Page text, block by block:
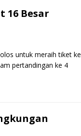
16 Besar
untuk meraih tiket ke
pertandingan ke 4